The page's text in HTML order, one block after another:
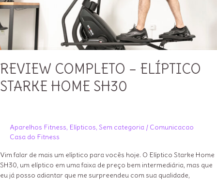
REVIEW COMPLETO – ELÍPTICO
STARKE HOME SH30
Aparelhos Fitness, Elípticos, Sem categoria / Comunicacao
Casa do Fitness
Vim falar de mais um elíptico para vocês hoje. O Elíptico Starke Home
SH30, um elíptico em uma faixa de preço bem intermediária, mas que
eu já posso adiantar que me surpreendeu com sua qualidade,